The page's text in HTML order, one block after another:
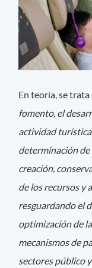
En teoría, se
fomento, el
actividad
determinación de
creación,
de los recursos y
resguardando el
optimización de
mecanismos de
sectores público